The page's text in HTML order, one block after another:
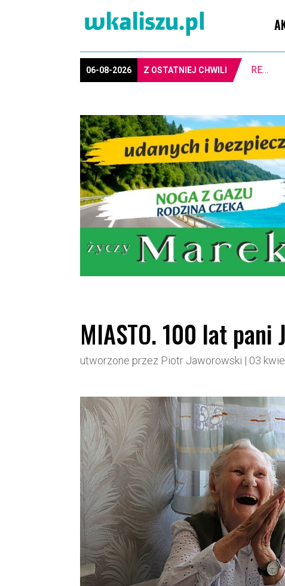
06-08-2026 Z OSTATNIEJ CHWILI
MIASTO. 100 lat pani
utworzone przez Piotr Jaworowski | 03